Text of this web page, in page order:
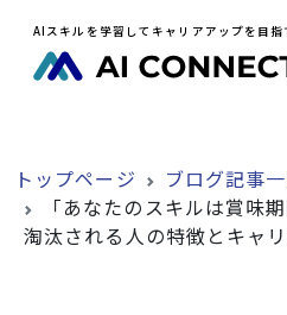
AIスキルを学習してキャリアアップを目指
トップページ
ブログ記事
「あなたのスキルは賞味
淘汰される人の特徴とキャ